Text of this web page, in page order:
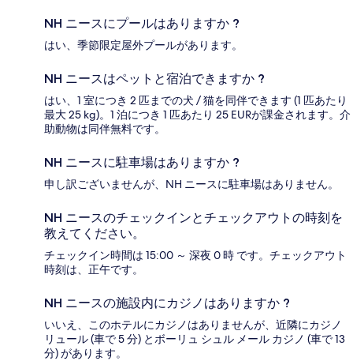
NH ニースにプールはありますか ?
はい、季節限定屋外プールがあります。
NH ニースはペットと宿泊できますか ?
はい、1 室につき 2 匹までの犬 / 猫を同伴できます (1 匹あたり
最大 25 kg)。1 泊につき 1 匹あたり 25 EURが課金されます。介
助動物は同伴無料です。
NH ニースに駐車場はありますか ?
申し訳ございませんが、NH ニースに駐車場はありません。
NH ニースのチェックインとチェックアウトの時刻を
教えてください。
チェックイン時間は 15:00 ～ 深夜 0 時 です。チェックアウト
時刻は、正午です。
NH ニースの施設内にカジノはありますか ?
いいえ、このホテルにカジノはありませんが、近隣にカジノ
リュール (車で 5 分) とボーリュ シュル メール カジノ (車で 13
分) があります。